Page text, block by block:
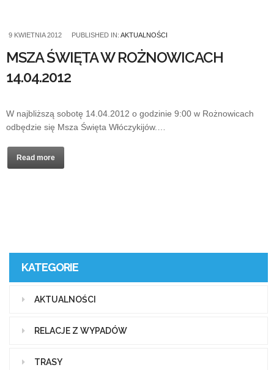
9 KWIETNIA 2012 PUBLISHED IN: AKTUALNOŚCI
MSZA ŚWIĘTA W ROŻNOWICACH
14.04.2012
W najbliższą sobotę 14.04.2012 o godzinie 9:00 w Rożnowicach
odbędzie się Msza Święta Włóczykijów.…
Read more
KATEGORIE
AKTUALNOŚCI
RELACJE Z WYPADÓW
TRASY